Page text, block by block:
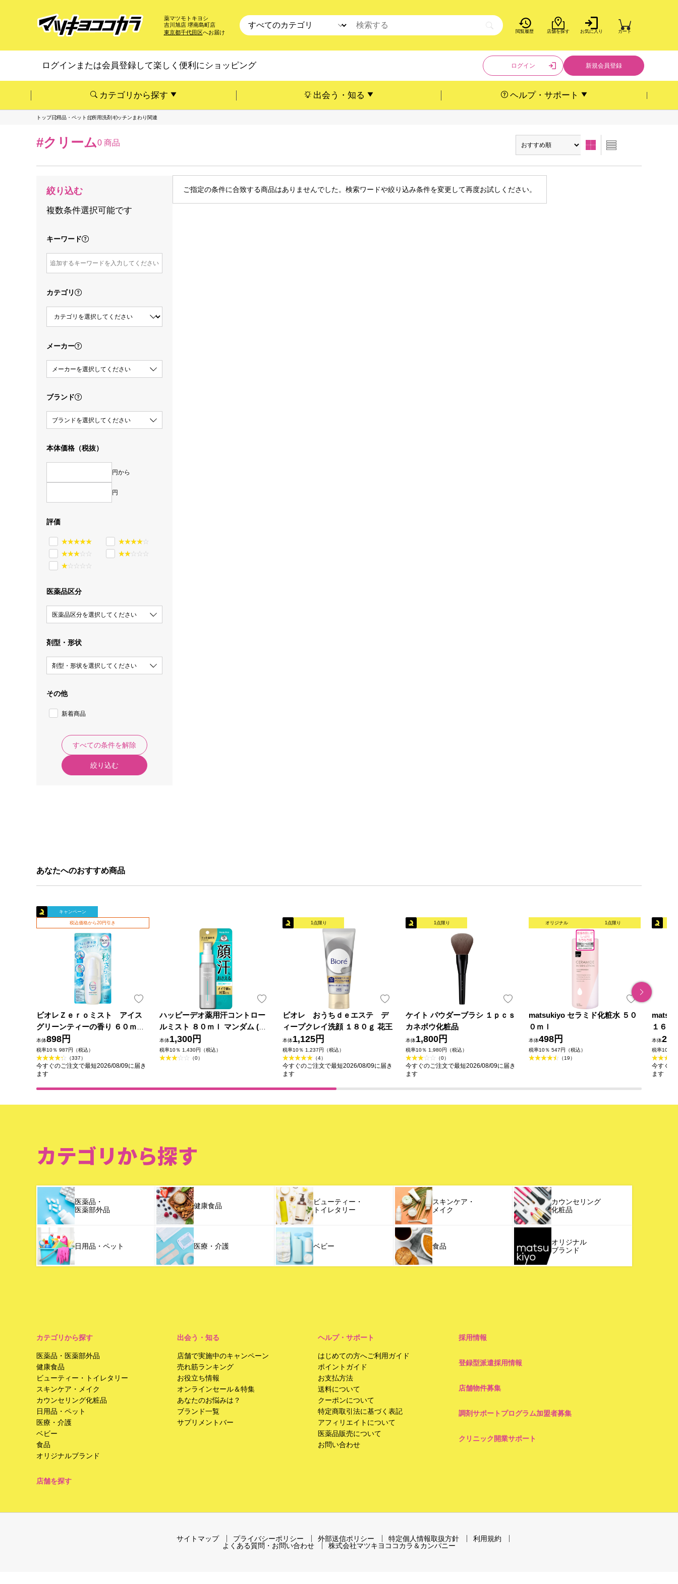
薬マツモトキヨシ
吉川旭店 堺南島町店
東京都千代田区へお届け 閲覧履歴 店舗を探す お気に入り カート
ログインまたは会員登録して楽しく便利にショッピング ログイン 新規会員登録
カテゴリから探す 出会う・知る ヘルプ・サポート
トップ日用品・ペット 台所用洗剤 キッチンまわり関連
#クリーム0 商品
絞り込む
複数条件選択可能です
キーワード
カテゴリ
メーカー
メーカーを選択してください
ブランド
ブランドを選択してください
本体価格（税抜）
円から
円
評価
医薬品区分
医薬品区分を選択してください
剤型・形状
剤型・形状を選択してください
その他
新着商品
すべての条件を解除
絞り込む
ご指定の条件に合致する商品はありませんでした。検索ワードや絞り込み条件を変更して再度お試しください。
あなたへのおすすめ商品
キャンペーン
税込価格から20円引き
ビオレＺｅｒｏミスト アイス
グリーンティーの香り ６０ｍＬ
花王
本体898円
税率10％ 987円（税込）
（337）
今すぐのご注文で最短2026/08/09に届き
ます
ハッピーデオ薬用汗コントロー
ルミスト ８０ｍｌ マンダム (医
薬部外品)
本体1,300円
税率10％ 1,430円（税込）
（0）
1点限り
ビオレ おうちｄｅエステ デ
ィープクレイ洗顔 １８０ｇ 花王
本体1,125円
税率10％ 1,237円（税込）
（4）
今すぐのご注文で最短2026/08/09に届き
ます
1点限り
ケイト パウダーブラシ １ｐｃｓ
カネボウ化粧品
本体1,800円
税率10％ 1,980円（税込）
（0）
今すぐのご注文で最短2026/08/09に届き
ます
オリジナル 1点限り
matsukiyo セラミド化粧水 ５０
０ｍｌ
本体498円
税率10％ 547円（税込）
（19）
１６０
本体
税率10％
今すぐの
ます
カテゴリから探す
医薬品・
医薬部外品
健康食品
ビューティー・
トイレタリー
スキンケア・
メイク
カウンセリング
化粧品
日用品・ペット 医療・介護 ベビー 食品
オリジナル
ブランド
カテゴリから探す
医薬品・医薬部外品
健康食品
ビューティー・トイレタリー
スキンケア・メイク
カウンセリング化粧品
日用品・ペット
医療・介護
ベビー
食品
オリジナルブランド
店舗を探す
出会う・知る
店舗で実施中のキャンペーン
売れ筋ランキング
お役立ち情報
オンラインセール＆特集
あなたのお悩みは？
ブランド一覧
サプリメントバー
ヘルプ・サポート
はじめての方へご利用ガイド
ポイントガイド
お支払方法
送料について
クーポンについて
特定商取引法に基づく表記
アフィリエイトについて
医薬品販売について
お問い合わせ
採用情報
登録型派遣採用情報
店舗物件募集
調剤サポートプログラム加盟者募集
クリニック開業サポート
サイトマップ プライバシーポリシー 外部送信ポリシー 特定個人情報取扱方針
利用規約
よくある質問・お問い合わせ
株式会社マツキヨココカラ＆カンパニー